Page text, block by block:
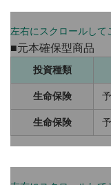
■元本確保型商品
投資種類
生命保険
生命保険